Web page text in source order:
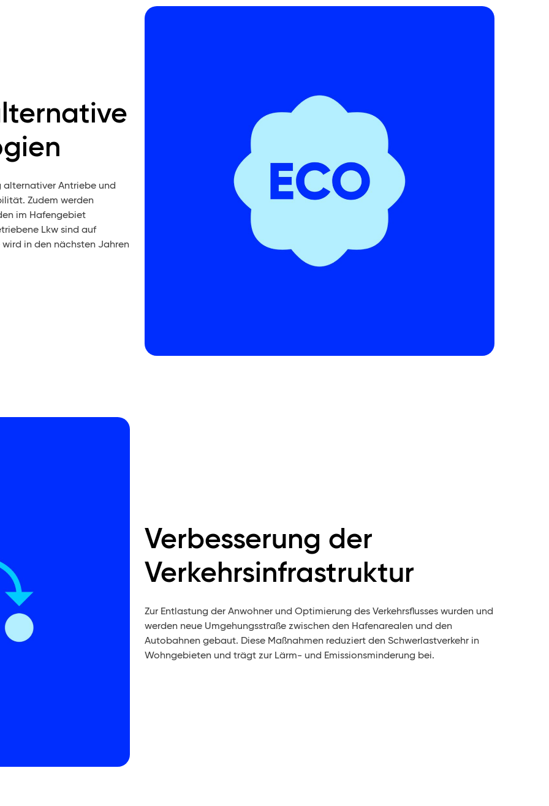
Antriebe und
Zudem werden
im Hafengebiet
Lkw sind auf
in den nächsten Jahren
Verbesserung der
Verkehrsinfrastruktur
Zur Entlastung der Anwohner und Optimierung des Verkehrsflusses wurden und
werden neue Umgehungsstraße zwischen den Hafenarealen und den
Autobahnen gebaut. Diese Maßnahmen reduziert den Schwerlastverkehr in
Wohngebieten und trägt zur Lärm- und Emissionsminderung bei.